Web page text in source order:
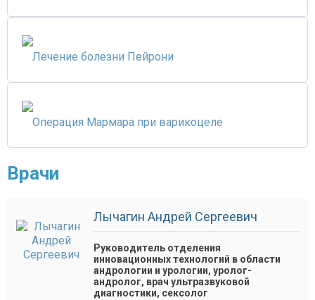
Лечение болезни Пейрони
Операция Мармара при варикоцеле
Врачи
Лычагин Андрей Сергеевич
Руководитель отделения
инновационных технологий в области
андрологии и урологии, уролог-
андролог, врач ультразвуковой
диагностики, сексолог